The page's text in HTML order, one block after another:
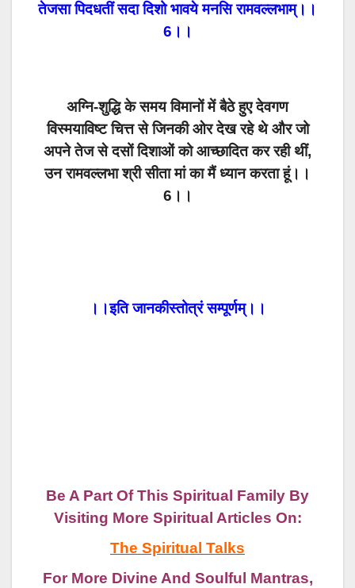
तेजसा पिदधतीं सदा दिशो भावये मनसि रामवल्लभाम्।।
6।।
अग्नि-शुद्धि के समय विमानों में बैठे हुए देवगण
विस्मयाविष्ट चित्त से जिनकी ओर देख रहे थे और जो
अपने तेज से दसों दिशाओं को आच्छादित कर रही थीं,
उन रामवल्लभा श्री सीता मां का मैं ध्यान करता हूं।।
6।।
।।इति जानकीस्तोत्रं सम्पूर्णम्।।
Be A Part Of This Spiritual Family By
Visiting More Spiritual Articles On:
The Spiritual Talks
For More Divine And Soulful Mantras,